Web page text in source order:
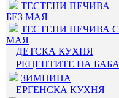
ТЕСТЕНИ ПЕЧИВА
БЕЗ МАЯ
ТЕСТЕНИ ПЕЧИВА С
МАЯ
ДЕТСКА КУХНЯ
РЕЦЕПТИТЕ НА БАБА
ЗИМНИНА
ЕРГЕНСКА КУХНЯ